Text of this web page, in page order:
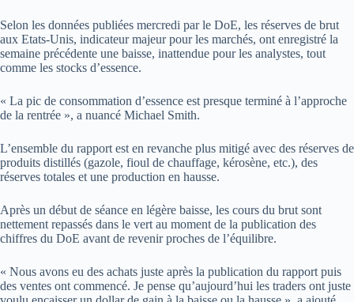
Selon les données publiées mercredi par le DoE, les réserves de brut
aux Etats-Unis, indicateur majeur pour les marchés, ont enregistré la
semaine précédente une baisse, inattendue pour les analystes, tout
comme les stocks d’essence.
« La pic de consommation d’essence est presque terminé à l’approche
de la rentrée », a nuancé Michael Smith.
L’ensemble du rapport est en revanche plus mitigé avec des réserves de
produits distillés (gazole, fioul de chauffage, kérosène, etc.), des
réserves totales et une production en hausse.
Après un début de séance en légère baisse, les cours du brut sont
nettement repassés dans le vert au moment de la publication des
chiffres du DoE avant de revenir proches de l’équilibre.
« Nous avons eu des achats juste après la publication du rapport puis
des ventes ont commencé. Je pense qu’aujourd’hui les traders ont juste